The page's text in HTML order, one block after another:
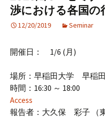
渉における各国の
12/20/2019 Seminar
開催日： 1/6 (月)
場所：早稲田大学 早稲
時間：16:30 ～ 18:00
Access
報告者：大久保 彩子 （